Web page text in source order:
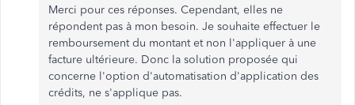
Merci pour ces réponses. Cependant, elles ne
répondent pas à mon besoin. Je souhaite effectuer le
remboursement du montant et non l'appliquer à une
facture ultérieure. Donc la solution proposée qui
concerne l'option d'automatisation d'application des
crédits, ne s'applique pas.